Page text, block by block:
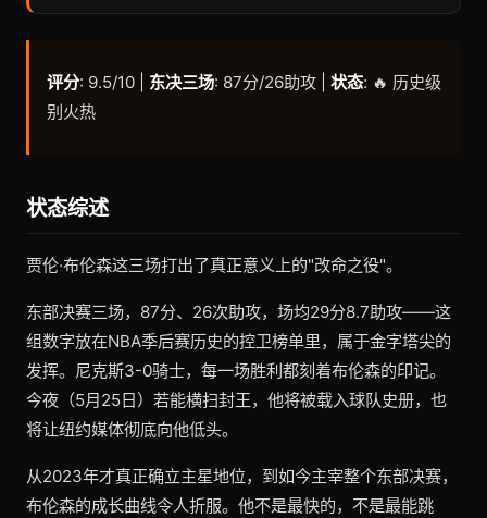
评分: 9.5/10 | 东决三场: 87分/26助攻 | 状态: 🔥 历史级
别火热
状态综述
贾伦·布伦森这三场打出了真正意义上的"改命之役"。
东部决赛三场，87分、26次助攻，场均29分8.7助攻——这
组数字放在NBA季后赛历史的控卫榜单里，属于金字塔尖的
发挥。尼克斯3-0骑士，每一场胜利都刻着布伦森的印记。
今夜（5月25日）若能横扫封王，他将被载入球队史册，也
将让纽约媒体彻底向他低头。
从2023年才真正确立主星地位，到如今主宰整个东部决赛，
布伦森的成长曲线令人折服。他不是最快的，不是最能跳